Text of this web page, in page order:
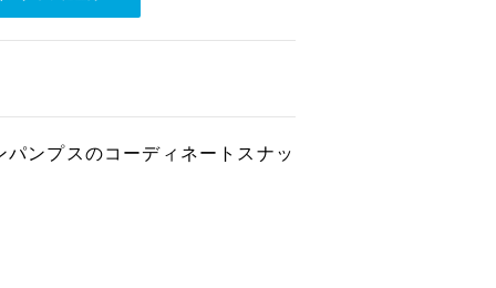
ンプスのコーディネートスナッ